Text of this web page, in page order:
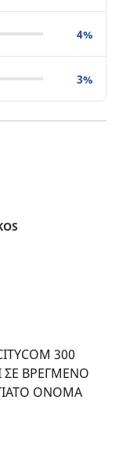
4%
3%
300
ΣΕ ΒΡΕΓΜΕΝΟ
ΟΝΟΜΑ